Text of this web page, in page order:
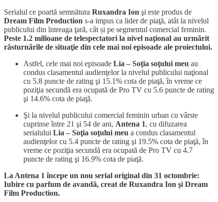
Serialul ce poartă semnătura Ruxandra Ion şi este produs de
Dream Film Production s-a impus ca lider de piaţă, atât la nivelul
publicului din ȋntreaga ţară, cât și pe segmentul comercial feminin.
Peste 1.2 milioane de telespectatori la nivel naţional au urmărit
răsturnările de situaţie din cele mai noi episoade ale proiectului.
Astfel, cele mai noi episoade Lia – Soţia soţului meu au
condus clasamentul audienţelor la nivelul publicului naţional
cu 5.8 puncte de rating şi 15.1% cota de piaţă, în vreme ce
poziţia secundă era ocupată de Pro TV cu 5.6 puncte de rating
şi 14.6% cota de piaţă.
Şi la nivelul publicului comercial feminin urban cu vârste
cuprinse între 21 şi 54 de ani, Antena 1, cu difuzarea
serialului Lia – Soţia soţului meu a condus clasamentul
audienţelor cu 5.4 puncte de rating şi 19.5% cota de piaţă, în
vreme ce poziţia secundă era ocupată de Pro TV cu 4.7
puncte de rating şi 16.9% cota de piaţă.
La Antena 1 începe un nou serial original din 31 octombrie:
Iubire cu parfum de avandă, creat de Ruxandra Ion şi Dream
Film Production.